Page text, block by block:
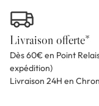
Livraison offerte*
Dès 60€ en Point
expédition)
Livraison 24H en